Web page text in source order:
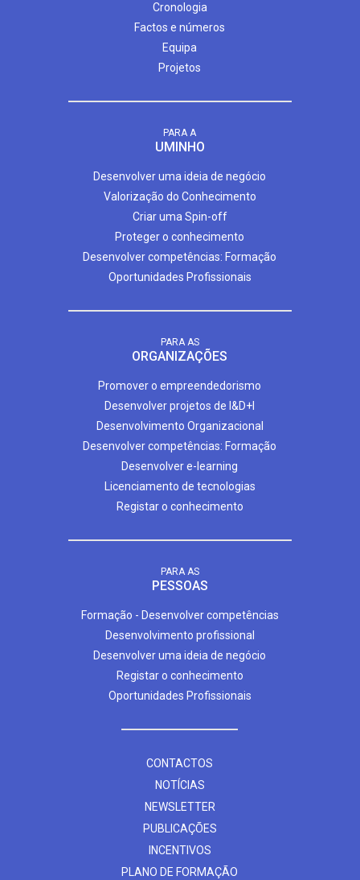
Cronologia
Factos e números
Equipa
Projetos
PARA A
UMINHO
Desenvolver uma ideia de negócio
Valorização do Conhecimento
Criar uma Spin-off
Proteger o conhecimento
Desenvolver competências: Formação
Oportunidades Profissionais
PARA AS
ORGANIZAÇÕES
Promover o empreendedorismo
Desenvolver projetos de I&D+I
Desenvolvimento Organizacional
Desenvolver competências: Formação
Desenvolver e-learning
Licenciamento de tecnologias
Registar o conhecimento
PARA AS
PESSOAS
Formação - Desenvolver competências
Desenvolvimento profissional
Desenvolver uma ideia de negócio
Registar o conhecimento
Oportunidades Profissionais
CONTACTOS
NOTÍCIAS
NEWSLETTER
PUBLICAÇÕES
INCENTIVOS
PLANO DE FORMAÇÃO